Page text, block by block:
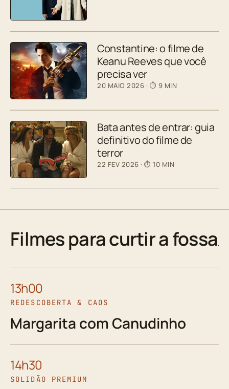
Constantine: o filme de
Keanu Reeves que você
precisa ver
20 MAIO 2026 · ⏱ 9 MIN
Bata antes de entrar: guia
definitivo do filme de
terror
22 FEV 2026 · ⏱ 10 MIN
Filmes para curtir a fossa
13h00
REDESCOBERTA & CAOS
Margarita com Canudinho
14h30
SOLIDÃO PREMIUM